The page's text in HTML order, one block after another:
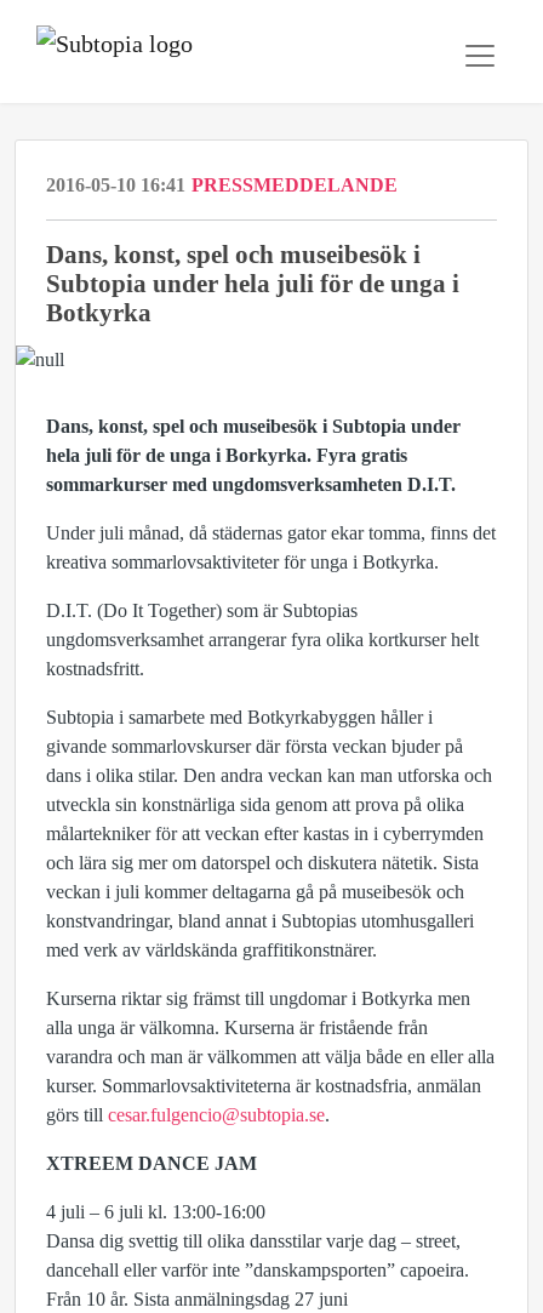
2016-05-10 16:41 PRESSMEDDELANDE
​Dans, konst, spel och museibesök i
Subtopia under hela juli för de unga i
Botkyrka
Dans, konst, spel och museibesök i Subtopia under
hela juli för de unga i Borkyrka. Fyra gratis
sommarkurser med ungdomsverksamheten D.I.T.
Under juli månad, då städernas gator ekar tomma, finns det
kreativa sommarlovsaktiviteter för unga i Botkyrka.
D.I.T. (Do It Together) som är Subtopias
ungdomsverksamhet arrangerar fyra olika kortkurser helt
kostnadsfritt.
Subtopia i samarbete med Botkyrkabyggen håller i
givande sommarlovskurser där första veckan bjuder på
dans i olika stilar. Den andra veckan kan man utforska och
utveckla sin konstnärliga sida genom att prova på olika
målartekniker för att veckan efter kastas in i cyberrymden
och lära sig mer om datorspel och diskutera nätetik. Sista
veckan i juli kommer deltagarna gå på museibesök och
konstvandringar, bland annat i Subtopias utomhusgalleri
med verk av världskända graffitikonstnärer.
Kurserna riktar sig främst till ungdomar i Botkyrka men
alla unga är välkomna. Kurserna är fristående från
varandra och man är välkommen att välja både en eller alla
kurser. Sommarlovsaktiviteterna är kostnadsfria, anmälan
görs till cesar.fulgencio@subtopia.se.
XTREEM DANCE JAM
4 juli – 6 juli kl. 13:00-16:00
Dansa dig svettig till olika dansstilar varje dag – street,
dancehall eller varför inte ”danskampsporten” capoeira.
Från 10 år. Sista anmälningsdag 27 juni